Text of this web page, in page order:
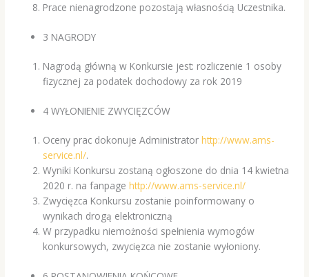
Prace nienagrodzone pozostają własnością Uczestnika.
3 NAGRODY
Nagrodą główną w Konkursie jest: rozliczenie 1 osoby
fizycznej za podatek dochodowy za rok 2019
4 WYŁONIENIE ZWYCIĘZCÓW
Oceny prac dokonuje Administratorhttp://www.ams-
service.nl/.
Wyniki Konkursu zostaną ogłoszone do dnia 14 kwietna
2020 r. na fanpagehttp://www.ams-service.nl/
Zwycięzca Konkursu zostanie poinformowany o
wynikach drogą elektroniczną
W przypadku niemożności spełnienia wymogów
konkursowych, zwycięzca nie zostanie wyłoniony.